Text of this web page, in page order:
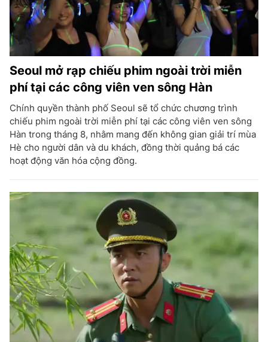
Seoul mở rạp chiếu phim ngoài trời miễn
phí tại các công viên ven sông Hàn
Chính quyền thành phố Seoul sẽ tổ chức chương trình
chiếu phim ngoài trời miễn phí tại các công viên ven sông
Hàn trong tháng 8, nhằm mang đến không gian giải trí mùa
Hè cho người dân và du khách, đồng thời quảng bá các
hoạt động văn hóa cộng đồng.